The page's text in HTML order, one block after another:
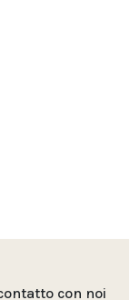
con noi